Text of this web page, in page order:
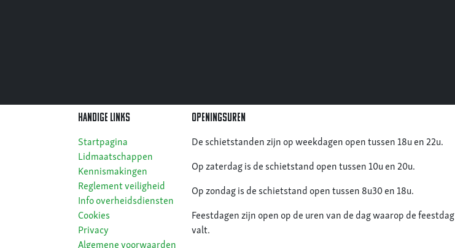
Handige links
Startpagina
Lidmaatschappen
Kennismakingen
Reglement veiligheid
Info overheidsdiensten
Cookies
Privacy
Algemene voorwaarden
openingsuren
De schietstanden zijn op weekdagen open tussen 18u en 22u.
Op zaterdag is de schietstand open tussen 10u en 20u.
Op zondag is de schietstand open tussen 8u30 en 18u.
Feestdagen zijn open op de uren van de dag waarop de feestdag
valt.